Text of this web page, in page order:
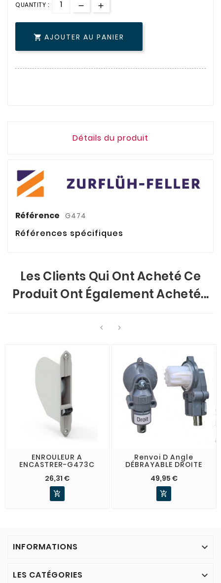
QUANTITY :
 AJOUTER AU PANIER
Détails du produit
Référence G474
Références spécifiques
Les Clients Qui Ont Acheté Ce
Produit Ont Également Acheté...
 
ENROULEUR A
ENCASTRER-G473C
26,31 €

Renvoi D Angle
DÉBRAYABLE DROITE
49,95 €

INFORMATIONS 
LES CATÉGORIES 